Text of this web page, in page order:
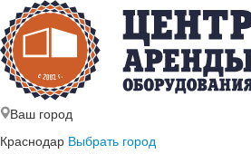
Ваш город
Краснодар Выбрать город